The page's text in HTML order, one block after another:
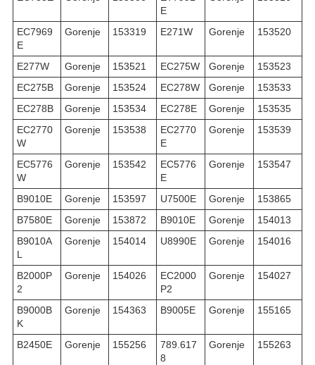
E
EC7969
E
Gorenje 153319 E271W Gorenje 153520
E277W Gorenje 153521 EC275W Gorenje
153523
EC275B
Gorenje 153524 EC278W Gorenje
153533
EC278B
Gorenje 153534 EC278E Gorenje
153535
EC2770
W
Gorenje 153538
EC2770
E
Gorenje 153539
EC5776
W
Gorenje 153542
EC5776
E
Gorenje 153547
B9010E Gorenje 153597 U7500E Gorenje
153865
B7580E
Gorenje 153872 B9010E Gorenje
154013
B9010A
L
Gorenje 154014 U8990E Gorenje 154016
B2000P
2
Gorenje 154026
EC2000
P2
Gorenje 154027
B9000B
K
Gorenje 154363 B9005E Gorenje 155165
B2450E Gorenje 155256
789.617
8
Gorenje 155263